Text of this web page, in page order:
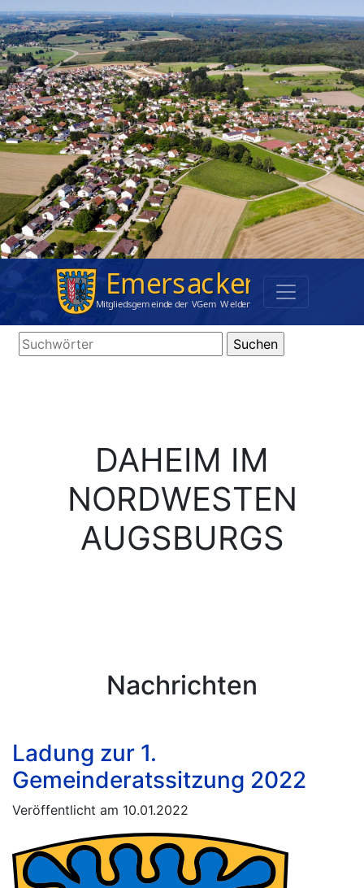
DAHEIM IM
NORDWESTEN
AUGSBURGS
Nachrichten
Ladung zur 1.
Gemeinderatssitzung 2022
Veröffentlicht am 10.01.2022